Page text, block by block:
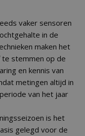
vaker sensoren
in de
maken het
stemmen op de
en kennis van
metingen altijd in
van het jaar
is het
gelegd voor de